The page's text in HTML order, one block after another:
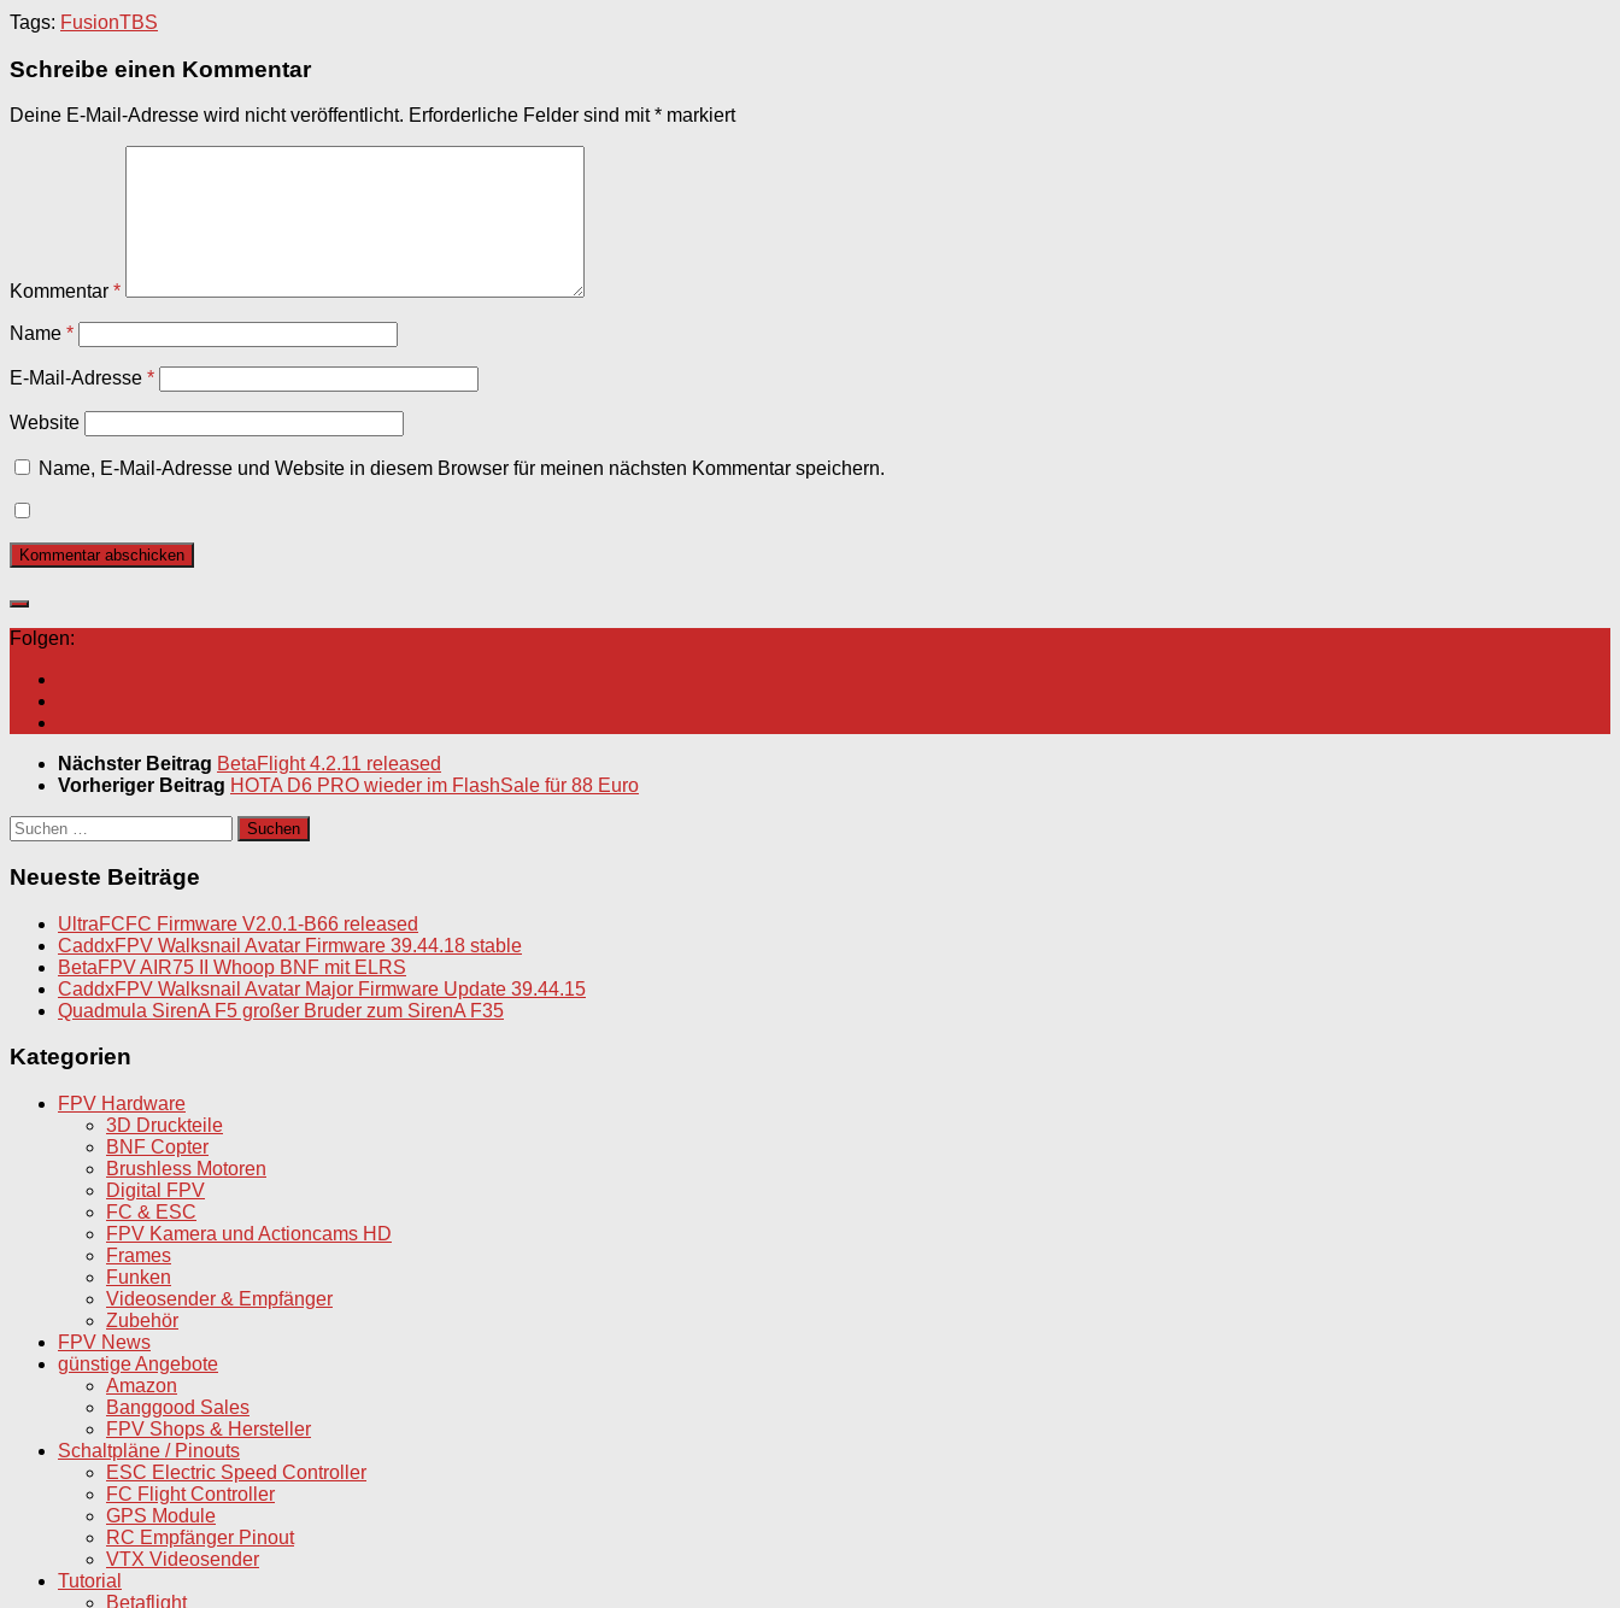
Tags: FusionTBS
Schreibe einen Kommentar
Deine E-Mail-Adresse wird nicht veröffentlicht. Erforderliche Felder sind mit* markiert
Kommentar *
Name *
E-Mail-Adresse *
Website
Name, E-Mail-Adresse und Website in diesem Browser für meinen nächsten Kommentar speichern.
Folgen:
Nächster Beitrag BetaFlight 4.2.11 released
Vorheriger Beitrag HOTA D6 PRO wieder im FlashSale für 88 Euro
Suchen
nach:
Neueste Beiträge
UltraFCFC Firmware V2.0.1-B66 released
CaddxFPV Walksnail Avatar Firmware 39.44.18 stable
BetaFPV AIR75 II Whoop BNF mit ELRS
CaddxFPV Walksnail Avatar Major Firmware Update 39.44.15
Quadmula SirenA F5 großer Bruder zum SirenA F35
Kategorien
FPV Hardware
3D Druckteile
BNF Copter
Brushless Motoren
Digital FPV
FC & ESC
FPV Kamera und Actioncams HD
Frames
Funken
Videosender & Empfänger
Zubehör
FPV News
günstige Angebote
Amazon
Banggood Sales
FPV Shops & Hersteller
Schaltpläne / Pinouts
ESC Electric Speed Controller
FC Flight Controller
GPS Module
RC Empfänger Pinout
VTX Videosender
Tutorial
Betaflight